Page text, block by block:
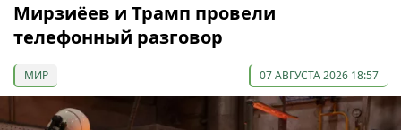
Мирзиёев и Трамп провели
телефонный разговор
МИР 07 АВГУСТА 2026 18:57